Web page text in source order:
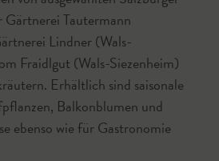
Gärtnerei Tautermann
Lindner (Wals-
Fraidlgut (Wals-Siezenheim)
Erhältlich sind saisonale
Balkonblumen und
ebenso wie für Gastronomie